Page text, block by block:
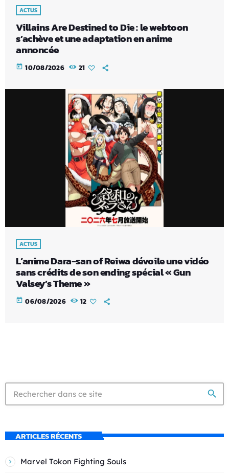
ACTUS
Villains Are Destined to Die : le webtoon
s’achève et une adaptation en anime
annoncée
today 10/08/2026 21
ACTUS
L’anime Dara-san of Reiwa dévoile une vidéo
sans crédits de son ending spécial « Gun
Valsey’s Theme »
today 06/08/2026 12
search
ARTICLES RÉCENTS
Marvel Tokon Fighting Souls